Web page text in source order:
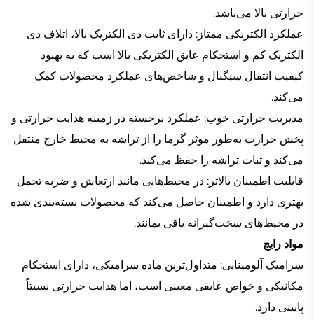
حرارتی بالا می‌باشد.
عملکرد الکتریکی ممتاز: دارای ثابت دی الکتریک بالا، اتلاف دی
الکتریک کم و استحکام عایق الکتریکی بالا است که به بهبود
کیفیت انتقال سیگنال و شاخص‌های عملکرد محصولات کمک
می‌کند.
مدیریت حرارتی خوب: عملکرد برجسته در زمینه هدایت حرارتی و
پخش حرارت به‌طور موثر گرما را از تراشه به محیط خارج منتقل
می‌کند و ثبات تراشه را حفظ می‌کند.
قابلیت اطمینان بالاتر: در محیط‌هایی مانند ارتعاش و ضربه تحمل
بهتری دارد و اطمینان حاصل می‌کند که محصولات بسته‌بندی شده
در محیط‌های سخت‌گیرانه باقی بمانند.
مواد رایج
سرامیک آلومینایی: متداول‌ترین ماده سرامیکی، دارای استحکام
مکانیکی و خواص عایقی معینی است، اما هدایت حرارتی نسبتاً
پایینی دارد.